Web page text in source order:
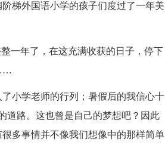
梯外国语小学的孩子们度过了一年美
一年了，在这充满收获的日子，停下
小学老师的行列；暑假后的我信心十
路。这也曾是自己的梦想吧？因此
多事情并不像我们想像中的那样简单